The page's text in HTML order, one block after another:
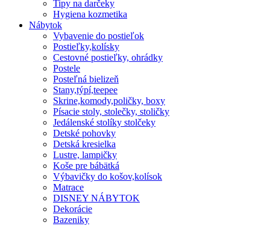
Tipy na darčeky
Hygiena kozmetika
Nábytok
Vybavenie do postieľok
Postieľky,kolísky
Cestovné postieľky, ohrádky
Postele
Posteľná bielizeň
Stany,týpí,teepee
Skrine,komody,poličky, boxy
Písacie stoly, stolečky, stoličky
Jedálenské stolíky stolčeky
Detské pohovky
Detská kresielka
Lustre, lampičky
Koše pre bábätká
Výbavičky do košov,kolísok
Matrace
DISNEY NÁBYTOK
Dekorácie
Bazeniky